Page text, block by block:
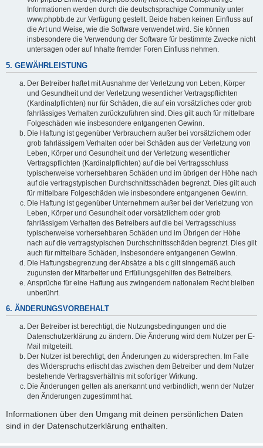
Informationen werden durch die deutschsprachige Community unter
www.phpbb.de zur Verfügung gestellt. Beide haben keinen Einfluss auf
die Art und Weise, wie die Software verwendet wird. Sie können
insbesondere die Verwendung der Software für bestimmte Zwecke nicht
untersagen oder auf Inhalte fremder Foren Einfluss nehmen.
5. GEWÄHRLEISTUNG
Der Betreiber haftet mit Ausnahme der Verletzung von Leben, Körper
und Gesundheit und der Verletzung wesentlicher Vertragspflichten
(Kardinalpflichten) nur für Schäden, die auf ein vorsätzliches oder grob
fahrlässiges Verhalten zurückzuführen sind. Dies gilt auch für mittelbare
Folgeschäden wie insbesondere entgangenen Gewinn.
Die Haftung ist gegenüber Verbrauchern außer bei vorsätzlichem oder
grob fahrlässigem Verhalten oder bei Schäden aus der Verletzung von
Leben, Körper und Gesundheit und der Verletzung wesentlicher
Vertragspflichten (Kardinalpflichten) auf die bei Vertragsschluss
typischerweise vorhersehbaren Schäden und im übrigen der Höhe nach
auf die vertragstypischen Durchschnittsschäden begrenzt. Dies gilt auch
für mittelbare Folgeschäden wie insbesondere entgangenen Gewinn.
Die Haftung ist gegenüber Unternehmern außer bei der Verletzung von
Leben, Körper und Gesundheit oder vorsätzlichem oder grob
fahrlässigem Verhalten des Betreibers auf die bei Vertragsschluss
typischerweise vorhersehbaren Schäden und im Übrigen der Höhe
nach auf die vertragstypischen Durchschnittsschäden begrenzt. Dies gilt
auch für mittelbare Schäden, insbesondere entgangenen Gewinn.
Die Haftungsbegrenzung der Absätze a bis c gilt sinngemäß auch
zugunsten der Mitarbeiter und Erfüllungsgehilfen des Betreibers.
Ansprüche für eine Haftung aus zwingendem nationalem Recht bleiben
unberührt.
6. ÄNDERUNGSVORBEHALT
Der Betreiber ist berechtigt, die Nutzungsbedingungen und die
Datenschutzerklärung zu ändern. Die Änderung wird dem Nutzer per E-
Mail mitgeteilt.
Der Nutzer ist berechtigt, den Änderungen zu widersprechen. Im Falle
des Widerspruchs erlischt das zwischen dem Betreiber und dem Nutzer
bestehende Vertragsverhältnis mit sofortiger Wirkung.
Die Änderungen gelten als anerkannt und verbindlich, wenn der Nutzer
den Änderungen zugestimmt hat.
Informationen über den Umgang mit deinen persönlichen Daten
sind in der Datenschutzerklärung enthalten.